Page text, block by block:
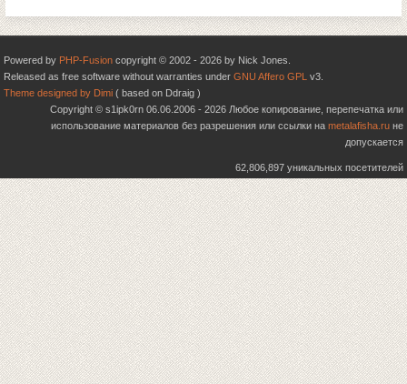
Powered by PHP-Fusion copyright © 2002 - 2026 by Nick Jones.
Released as free software without warranties under GNU Affero GPL v3.
Theme designed by Dimi ( based on Ddraig )
Copyright © s1ipk0rn 06.06.2006 - 2026 Любое копирование, перепечатка или
использование материалов без разрешения или ссылки на metalafisha.ru не
допускается
62,806,897 уникальных посетителей